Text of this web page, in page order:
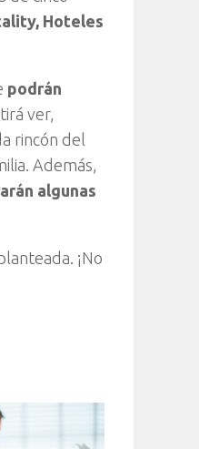
Hoteles
podrán
ver,
rincón del
Además,
algunas
¡No